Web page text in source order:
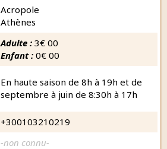
Acropole
Athènes
Adulte : 3€ 00
Enfant : 0€ 00
En haute saison de 8h à 19h et de
septembre à juin de 8:30h à 17h
+300103210219
-non connu-